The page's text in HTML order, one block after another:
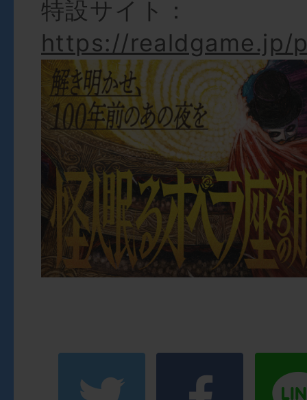
特設サイト：
https://realdgame.jp/